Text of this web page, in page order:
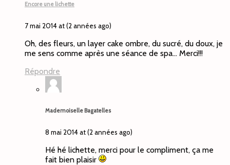
Encore une lichette
7 mai 2014 at (2 années ago)
Oh, des fleurs, un layer cake ombre, du sucré, du doux, je
me sens comme après une séance de spa… Merci!!!
Répondre
Mademoiselle Bagatelles
8 mai 2014 at (2 années ago)
Hé hé lichette, merci pour le compliment, ça me
fait bien plaisir